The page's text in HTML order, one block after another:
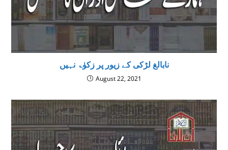
نابالغ لڑکی کے زیور پر زکوٰۃ نہیں
August 22, 2021